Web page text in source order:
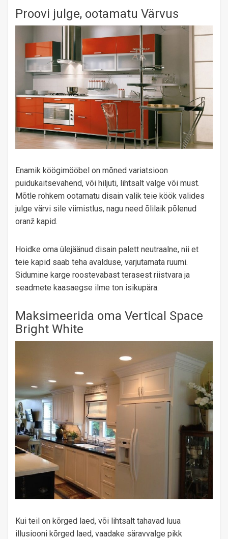
Proovi julge, ootamatu Värvus
Enamik köögimööbel on mõned variatsioon
puidukaitsevahend, või hiljuti, lihtsalt valge või must.
Mõtle rohkem ootamatu disain valik teie köök valides
julge värvi sile viimistlus, nagu need õlilaik põlenud
oranž kapid.
Hoidke oma ülejäänud disain palett neutraalne, nii et
teie kapid saab teha avalduse, varjutamata ruumi.
Sidumine karge roostevabast terasest riistvara ja
seadmete kaasaegse ilme ton isikupära.
Maksimeerida oma Vertical Space
Bright White
Kui teil on kõrged laed, või lihtsalt tahavad luua
illusiooni kõrged laed, vaadake säravvalge pikk